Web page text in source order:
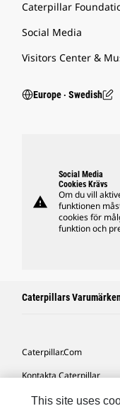
Caterpillar
Social Media
Visitors Center &
Europe ‧ Swedish
warning
Social Media
Cookies Krävs
Om du vill
funktionen
cookies för
funktion och
Caterpillars
Caterpillar.com
Kontakta Caterpillar
Mina
This site uses